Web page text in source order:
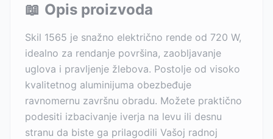
📖 Opis proizvoda
Skil 1565 je snažno električno rende od 720 W,
idealno za rendanje površina, zaobljavanje
uglova i pravljenje žlebova. Postolje od visoko
kvalitetnog aluminijuma obezbeđuje
ravnomernu završnu obradu. Možete praktično
podesiti izbacivanje iverja na levu ili desnu
stranu da biste ga prilagodili Vašoj radnoj